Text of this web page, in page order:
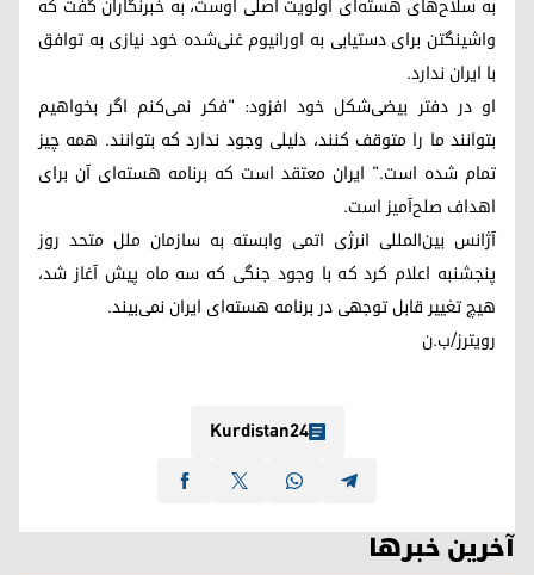
واشینگتن برای دستیابی به اورانیوم غنی‌شده خود نیازی به توافق
با ایران ندارد.
او در دفتر بیضی‌شکل خود افزود: "فکر نمی‌کنم اگر بخواهیم
بتوانند ما را متوقف کنند، دلیلی وجود ندارد که بتوانند. همه چیز
تمام شده است." ایران معتقد است که برنامه هسته‌ای آن برای
اهداف صلح‌آمیز است.
آژانس بین‌المللی انرژی اتمی وابسته به سازمان ملل متحد روز
پنجشنبه اعلام کرد که با وجود جنگی که سه ماه پیش آغاز شد،
هیچ تغییر قابل توجهی در برنامه هسته‌ای ایران نمی‌بیند.
رویترز/ب.ن
Kurdistan24
آخرین خبرها